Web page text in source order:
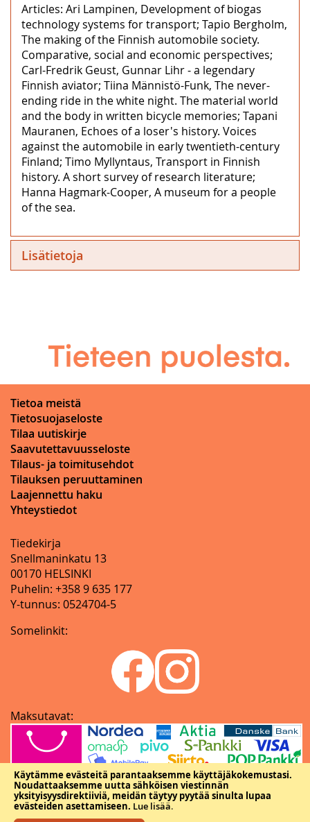
Käytämme evästeitä parantaaksemme käyttäjäkokemustasi.
Noudattaaksemme uutta sähköisen viestinnän
yksityisyysdirektiiviä, meidän täytyy pyytää sinulta lupaa
evästeiden asettamiseen. Lue lisää.
Articles: Ari Lampinen, Development of biogas
technology systems for transport; Tapio Bergholm,
The making of the Finnish automobile society.
Comparative, social and economic perspectives;
Carl-Fredrik Geust, Gunnar Lihr ‒ a legendary
Finnish aviator; Tiina Männistö-Funk, The never-
ending ride in the white night. The material world
and the body in written bicycle memories; Tapani
Mauranen, Echoes of a loser's history. Voices
against the automobile in early twentieth-century
Finland; Timo Myllyntaus, Transport in Finnish
history. A short survey of research literature;
Hanna Hagmark-Cooper, A museum for a people
of the sea.
Lisätietoja
Tietoa meistä
Tietosuojaseloste
Tilaa uutiskirje
Saavutettavuusseloste
Tilaus- ja toimitusehdot
Tilauksen peruuttaminen
Laajennettu haku
Yhteystiedot
Tiedekirja
Snellmaninkatu 13
00170 HELSINKI
Puhelin: +358 9 635 177
Y-tunnus: 0524704-5
Somelinkit:
Maksutavat: